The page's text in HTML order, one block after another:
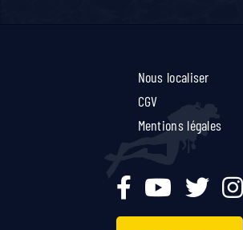
Nous localiser
CGV
Mentions légales